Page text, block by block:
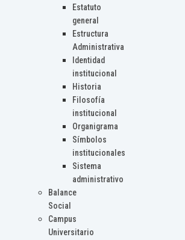
Estatuto
general
Estructura
Administrativa
Identidad
institucional
Historia
Filosofía
institucional
Organigrama
Símbolos
institucionales
Sistema
administrativo
Balance
Social
Campus
Universitario